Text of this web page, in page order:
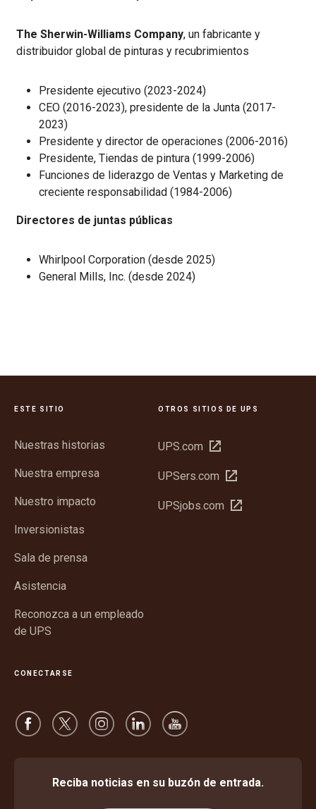
The Sherwin-Williams Company, un fabricante y
distribuidor global de pinturas y recubrimientos
Presidente ejecutivo (2023-2024)
CEO (2016-2023), presidente de la Junta (2017-
2023)
Presidente y director de operaciones (2006-2016)
Presidente, Tiendas de pintura (1999-2006)
Funciones de liderazgo de Ventas y Marketing de
creciente responsabilidad (1984-2006)
Directores de juntas públicas
Whirlpool Corporation (desde 2025)
General Mills, Inc. (desde 2024)
ESTE SITIO
Nuestras historias
Nuestra empresa
Nuestro impacto
Inversionistas
Sala de prensa
Asistencia
Reconozca a un empleado
de UPS
OTROS SITIOS DE UPS
UPS.com Abrir
una
nueva
UPSers.com Abrir
una
UPSjobs.com Abrir
CONECTARSE
Reciba noticias en su buzón de entrada.